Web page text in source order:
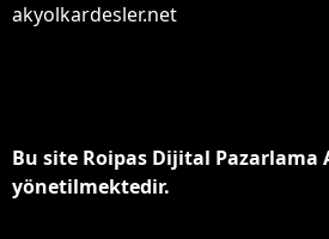
akyolkardesler.net
Bu site Roipas Dijital Pazarlama
yönetilmektedir.